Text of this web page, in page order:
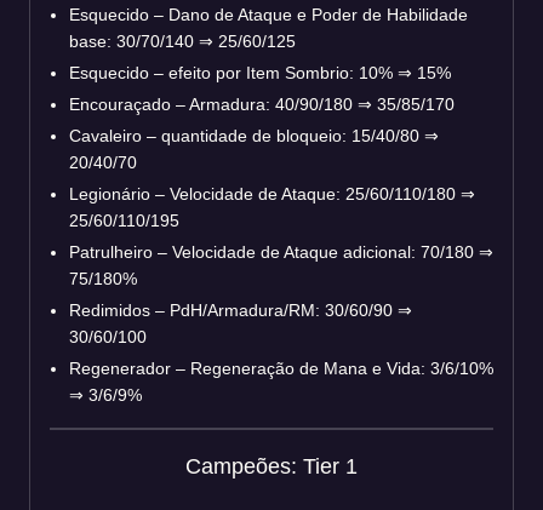
Esquecido – Dano de Ataque e Poder de Habilidade
base: 30/70/140 ⇒ 25/60/125
Esquecido – efeito por Item Sombrio: 10% ⇒ 15%
Encouraçado – Armadura: 40/90/180 ⇒ 35/85/170
Cavaleiro – quantidade de bloqueio: 15/40/80 ⇒
20/40/70
Legionário – Velocidade de Ataque: 25/60/110/180 ⇒
25/60/110/195
Patrulheiro – Velocidade de Ataque adicional: 70/180 ⇒
75/180%
Redimidos – PdH/Armadura/RM: 30/60/90 ⇒
30/60/100
Regenerador – Regeneração de Mana e Vida: 3/6/10%
⇒ 3/6/9%
Campeões: Tier 1